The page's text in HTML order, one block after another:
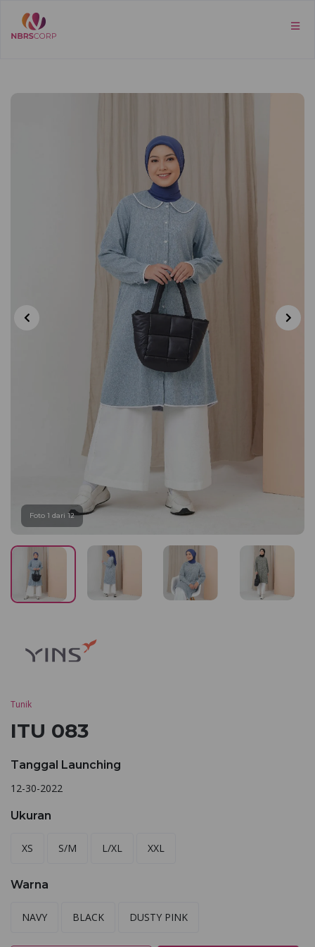
Foto 1 dari 12
Tunik
ITU 083
Tanggal Launching
12-30-2022
Ukuran
XS S/M L/XL XXL
Warna
NAVY BLACK DUSTY PINK